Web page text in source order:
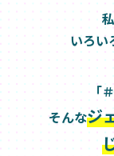
いろい
「
そんなジ